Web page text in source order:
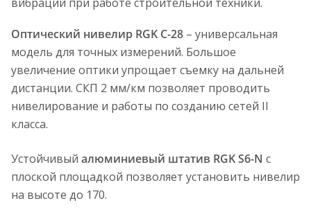
вибрации при работе строительной техники.
Оптический нивелир RGK C-28 – универсальная
модель для точных измерений. Большое
увеличение оптики упрощает съемку на дальней
дистанции. СКП 2 мм/км позволяет проводить
нивелирование и работы по созданию сетей II
класса.
Устойчивый алюминиевый штатив RGK S6-N с
плоской площадкой позволяет установить нивелир
на высоте до 170.